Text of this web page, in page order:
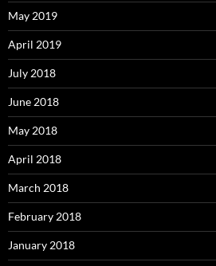
May 2019
April 2019
July 2018
June 2018
May 2018
April 2018
March 2018
February 2018
January 2018